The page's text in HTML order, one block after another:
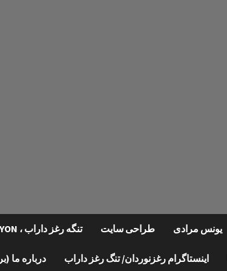
یونس مرادی طراحی سایت تنگه رغز داراب ، REGHZ CANYON
اینستاگرام رغزنوردان/ تنگ رغز داراب درباره ما